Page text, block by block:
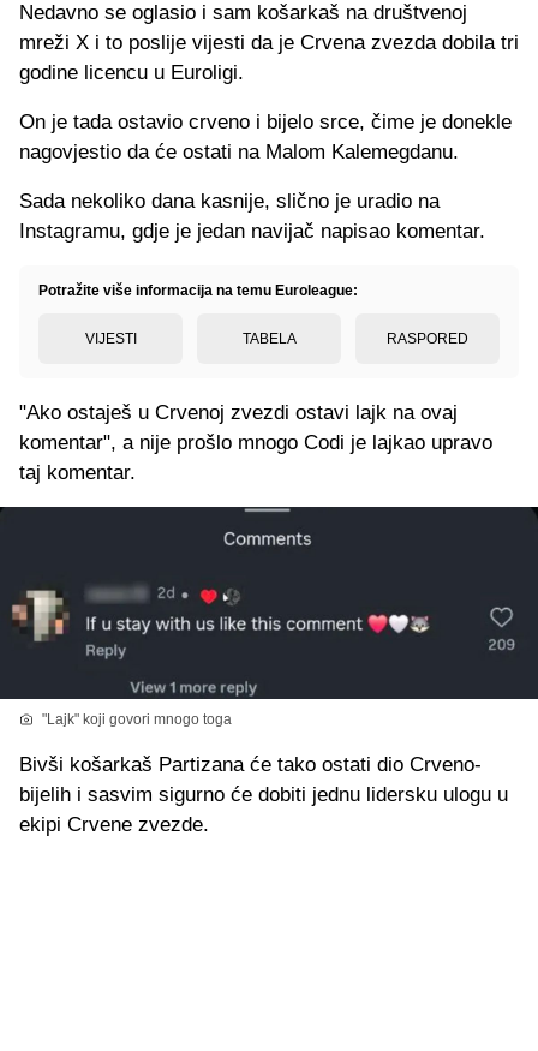
Nedavno se oglasio i sam košarkaš na društvenoj
mreži X i to poslije vijesti da je Crvena zvezda dobila tri
godine licencu u Euroligi.
On je tada ostavio crveno i bijelo srce, čime je donekle
nagovjestio da će ostati na Malom Kalemegdanu.
Sada nekoliko dana kasnije, slično je uradio na
Instagramu, gdje je jedan navijač napisao komentar.
Potražite više informacija na temu Euroleague:
VIJESTI TABELA RASPORED
"Ako ostaješ u Crvenoj zvezdi ostavi lajk na ovaj
komentar", a nije prošlo mnogo Codi je lajkao upravo
taj komentar.
"Lajk" koji govori mnogo toga
Bivši košarkaš Partizana će tako ostati dio Crveno-
bijelih i sasvim sigurno će dobiti jednu lidersku ulogu u
ekipi Crvene zvezde.